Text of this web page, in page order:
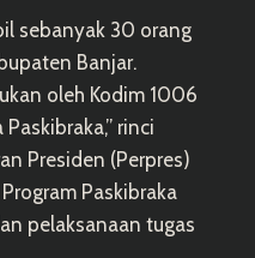
sebanyak 30 orang
Banjar.
oleh Kodim 1006
rinci
Presiden (Perpres)
Paskibraka
pelaksanaan tugas